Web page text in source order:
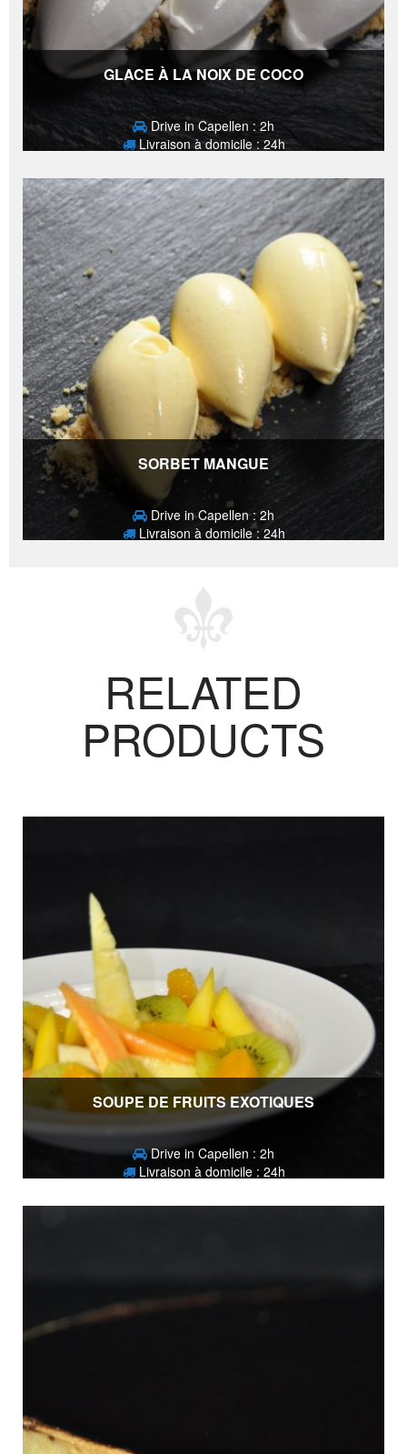
GLACE À LA NOIX DE COCO
Drive in Capellen : 2h
Livraison à domicile : 24h
6,60€
SORBET MANGUE
Drive in Capellen : 2h
Livraison à domicile : 24h
RELATED
PRODUCTS
SOUPE DE FRUITS EXOTIQUES
Drive in Capellen : 2h
Livraison à domicile : 24h
9,60€